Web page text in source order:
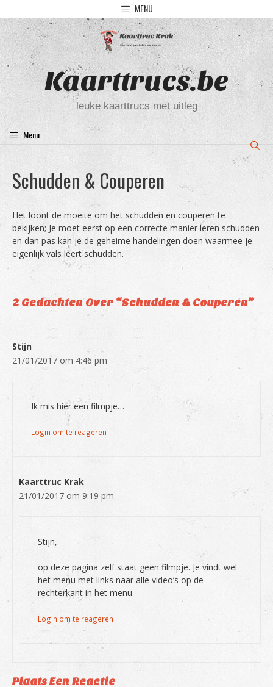
naar
de
inhoud
MENU
Kaarttrucs.be
leuke kaarttrucs met uitleg
Menu
Schudden & Couperen
Het loont de moeite om het schudden en couperen te
bekijken; Je moet eerst op een correcte manier leren schudden
en dan pas kan je de geheime handelingen doen waarmee je
eigenlijk vals leert schudden.
2 Gedachten Over “Schudden & Couperen”
Stijn
21/01/2017 om 4:46 pm
Ik mis hier een filmpje…
Login om te reageren
Kaarttruc Krak
21/01/2017 om 9:19 pm
Stijn,
op deze pagina zelf staat geen filmpje. Je vindt wel
het menu met links naar alle video’s op de
rechterkant in het menu.
Login om te reageren
Plaats Een Reactie